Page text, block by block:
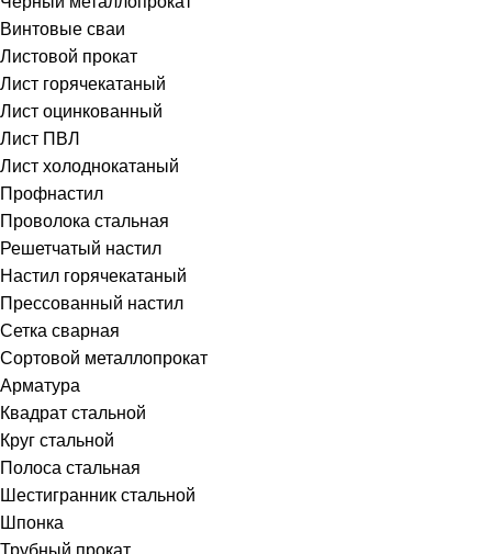
Винтовые сваи
Листовой прокат
Лист горячекатаный
Лист оцинкованный
Лист ПВЛ
Лист холоднокатаный
Профнастил
Проволока стальная
Решетчатый настил
Настил горячекатаный
Прессованный настил
Сетка сварная
Сортовой металлопрокат
Арматура
Квадрат стальной
Круг стальной
Полоса стальная
Шестигранник стальной
Шпонка
Трубный прокат